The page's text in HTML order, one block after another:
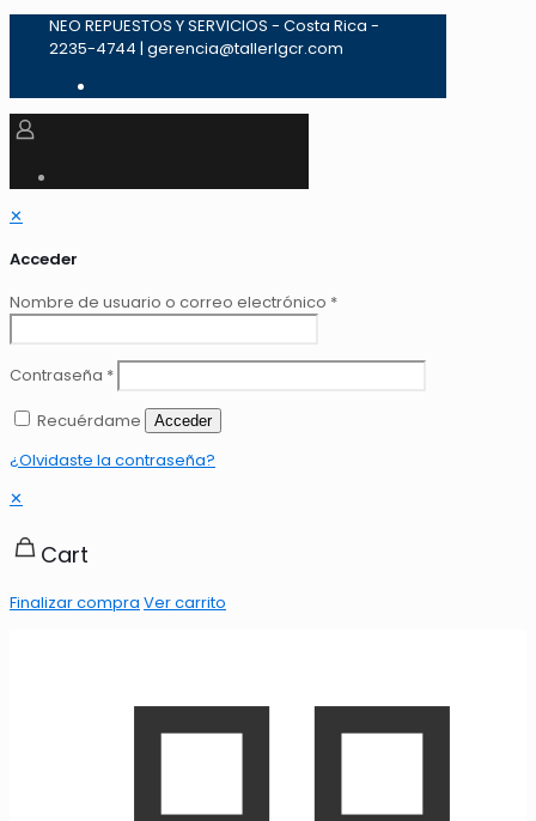
NEO REPUESTOS Y SERVICIOS - Costa Rica -
2235-4744 | gerencia@tallerlgcr.com
✕
Acceder
Nombre de usuario o correo electrónico *
Contraseña *
Recuérdame
Acceder
¿Olvidaste la contraseña?
✕
Cart
Finalizar compra Ver carrito